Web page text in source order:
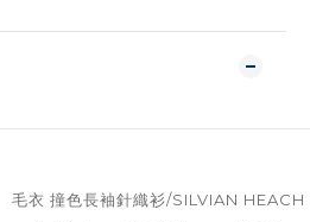
毛衣 撞色長袖針織衫/SILVIAN HEACH